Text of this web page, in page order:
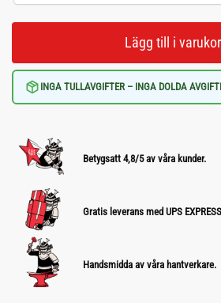
Lägg till i
INGA TULLAVGIFTER – INGA DOLDA
Betygsatt 4,8/5 av våra kunder.
Gratis leverans med UPS
Handsmidda av våra hantverkare.